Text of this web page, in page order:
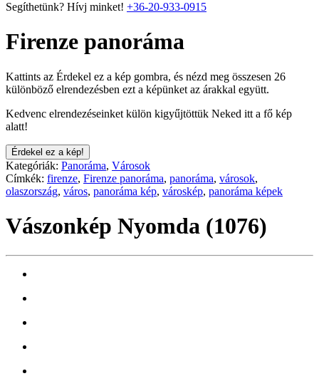
Segíthetünk? Hívj minket! +36-20-933-0915
Firenze panoráma
Kattints az Érdekel ez a kép gombra, és nézd meg összesen 26
különböző elrendezésben ezt a képünket az árakkal együtt.
Kedvenc elrendezéseinket külön kigyűjtöttük Neked itt a fő kép
alatt!
Érdekel ez a kép!
Kategóriák: Panoráma, Városok
Címkék: firenze, Firenze panoráma, panoráma, városok,
olaszország, város, panoráma kép, városkép, panoráma képek
Vászonkép Nyomda (1076)